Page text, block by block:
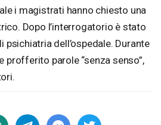
i magistrati hanno chiesto una
Dopo l’interrogatorio è stato
dell’ospedale. Durante
profferito parole “senza senso”,